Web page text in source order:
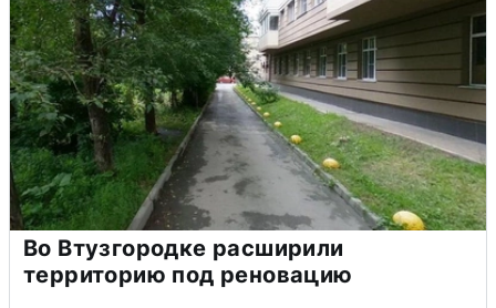
Во Втузгородке расширили
территорию под реновацию